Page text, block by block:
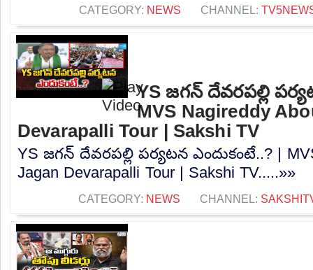
CATEGORY: NEWS CHANNEL:
YS జగన్ దేవరపల్లి
MVS Nagireddy
Devarapalli Tour | Sakshi TV
YS జగన్ దేవరపల్లి పర్యటన ఎందుకంటే..? |
Jagan Devarapalli Tour | Sakshi TV.....»»
CATEGORY: NEWS CHANNEL: